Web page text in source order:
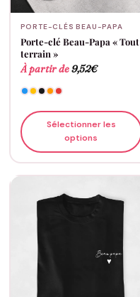
PORTE-CLÉS BEAU-PAPA
Porte-clé Beau-Papa « Tout
terrain »
À partir de9,52€
Sélectionner les
options